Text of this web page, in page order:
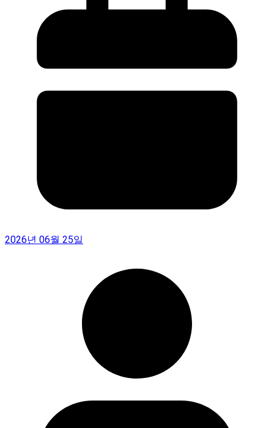
2026년 06월 25일